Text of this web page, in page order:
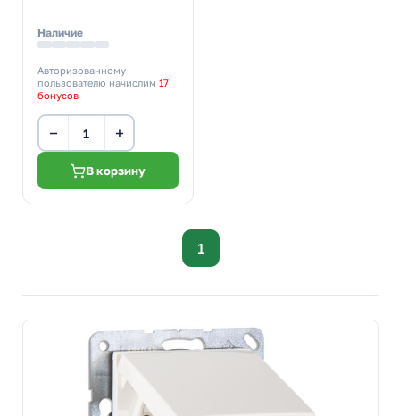
Наличие
Авторизованному
пользователю начислим 17
бонусов
− +
В корзину
1